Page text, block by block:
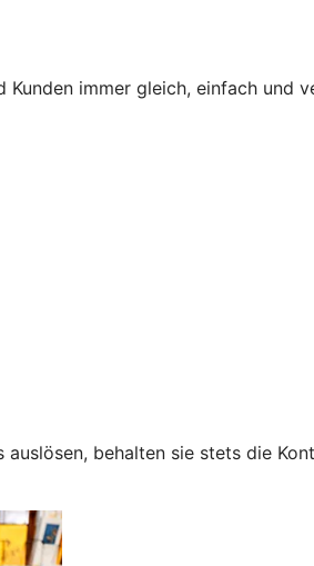
immer gleich, einfach und
behalten sie stets die